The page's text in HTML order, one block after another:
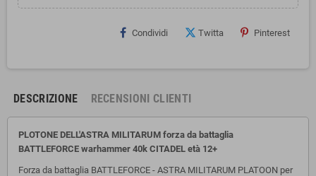
Condividi Twitta Pinterest
DESCRIZIONE RECENSIONI CLIENTI
PLOTONE DELL'ASTRA MILITARUM forza da battaglia
BATTLEFORCE warhammer 40k CITADEL età 12+
Forza da battaglia BATTLEFORCE - ASTRA MILITARUM PLATOON per